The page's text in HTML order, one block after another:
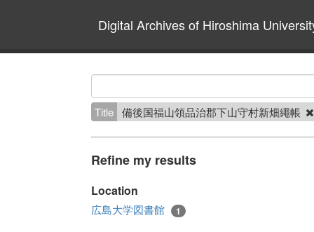
Digital Archives of Hiroshima
Title 備後国福山領品治郡下山守村新畑繩帳
Refine my results
Location
広島大学図書館 1